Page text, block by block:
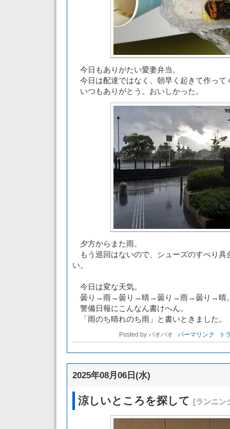
今日もありがたい愛妻弁当。
今日は配達ではなく、朝早く起きて作って
いつもありがとう。おいしかった。
夕方からまた雨。
もう巡回はないので、シューズのすべり具
い。
今日は変な天気。
曇り→雨→曇り→晴→曇り→雨→曇り→晴
警備日報にこんなん書けへん。
「雨のち晴れのち雨」と書いときました。
Posted by パオパオ パーマリンク ト
2025年08月06日(水)
涼しいところを探して [ランニン